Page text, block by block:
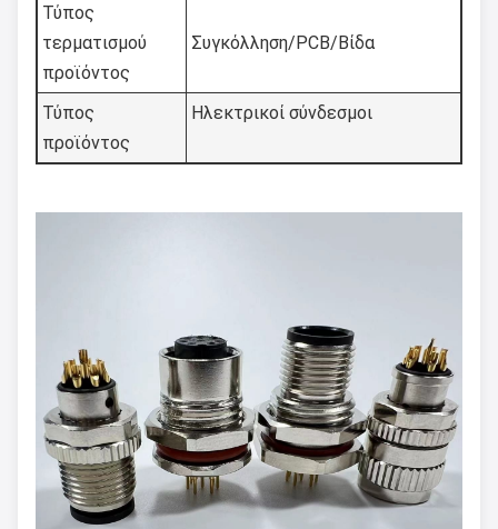
Τύπος
τερματισμού
προϊόντος
Συγκόλληση/PCB/Βίδα
Τύπος
προϊόντος
Ηλεκτρικοί σύνδεσμοι